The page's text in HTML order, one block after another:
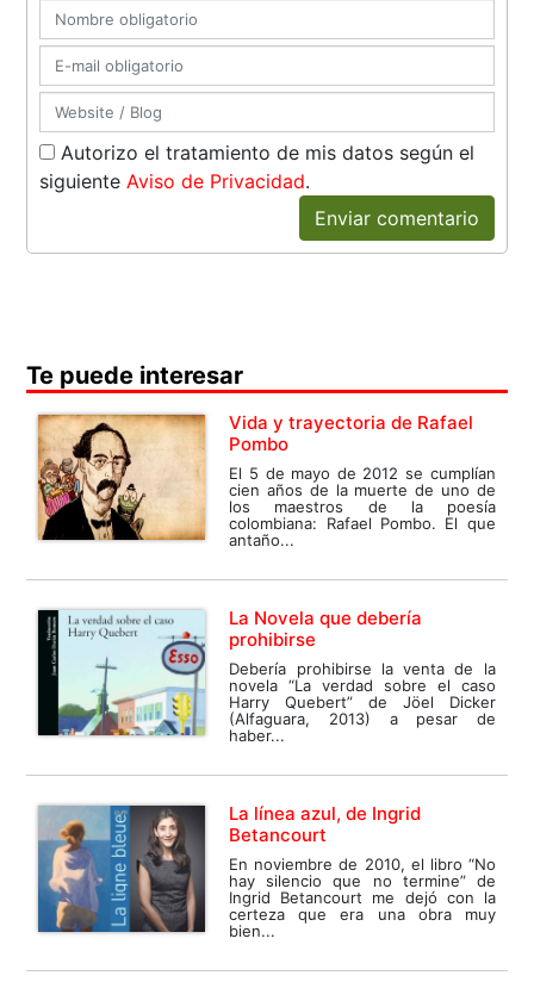
Autorizo el tratamiento de mis datos según el
siguienteAviso de Privacidad.
Enviar comentario
Te puede interesar
Vida y trayectoria de Rafael
Pombo
El 5 de mayo de 2012 se cumplían
cien años de la muerte de uno de
los maestros de la poesía
colombiana: Rafael Pombo. El que
antaño...
La Novela que debería
prohibirse
Debería prohibirse la venta de la
novela “La verdad sobre el caso
Harry Quebert” de Jöel Dicker
(Alfaguara, 2013) a pesar de
haber...
La línea azul, de Ingrid
Betancourt
En noviembre de 2010, el libro “No
hay silencio que no termine” de
Ingrid Betancourt me dejó con la
certeza que era una obra muy
bien...